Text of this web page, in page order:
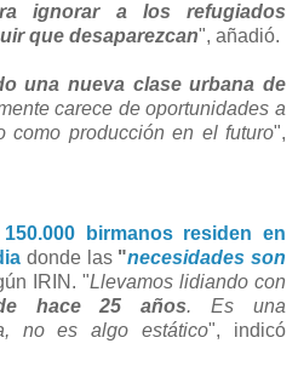
ignorar a los refugiados
que desaparezcan", añadió.
una nueva clase urbana de
carece de oportunidades a
como producción en el futuro",
birmanos residen en
donde las "necesidades son
IRIN. "Llevamos lidiando con
hace 25 años. Es una
no es algo estático", indicó